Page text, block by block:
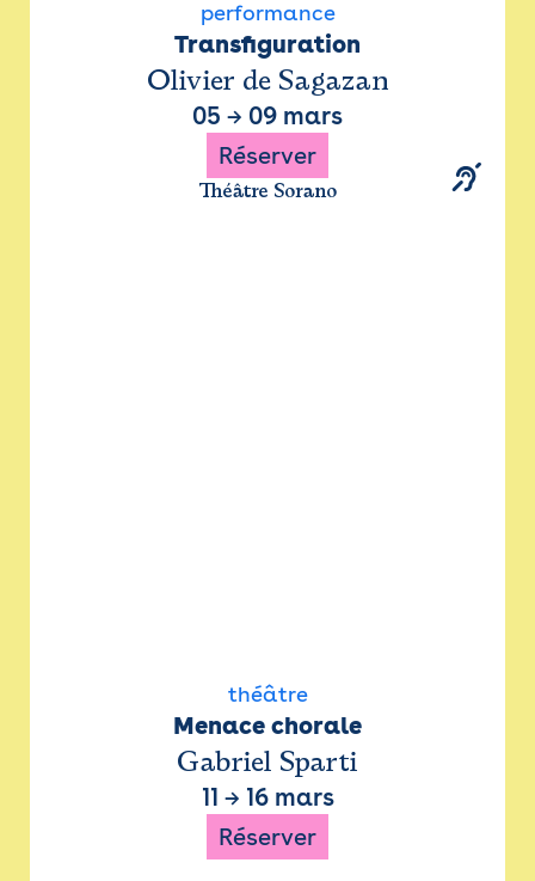
performance
Transfiguration
Olivier de Sagazan
05 → 09 mars
Réserver
Théâtre Sorano
théâtre
Menace chorale
Gabriel Sparti
11 → 16 mars
Réserver